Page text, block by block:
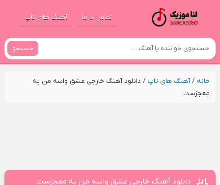
تماس با ما آهنگ های تاپ
جستجو
خانه/آهنگ های تاپ/ دانلود آهنگ خارجی عشق واسه من یه
معجزست
دانلود آهنگ خارجی عشق واسه من یه معجزست